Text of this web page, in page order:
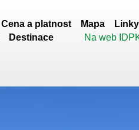
Cena a platnost Mapa
Destinace Na web